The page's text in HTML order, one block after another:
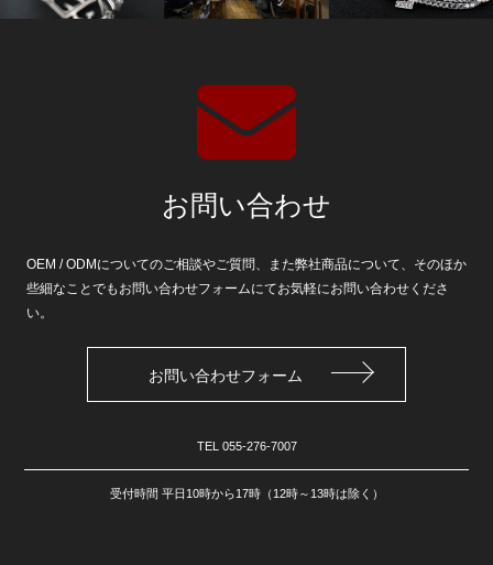
お問い合わせ
OEM / ODMについてのご相談やご質問、また弊社商品について、そのほか
些細なことでもお問い合わせフォームにてお気軽にお問い合わせくださ
い。
お問い合わせフォーム
TEL 055-276-7007
受付時間 平日10時から17時（12時～13時は除く）